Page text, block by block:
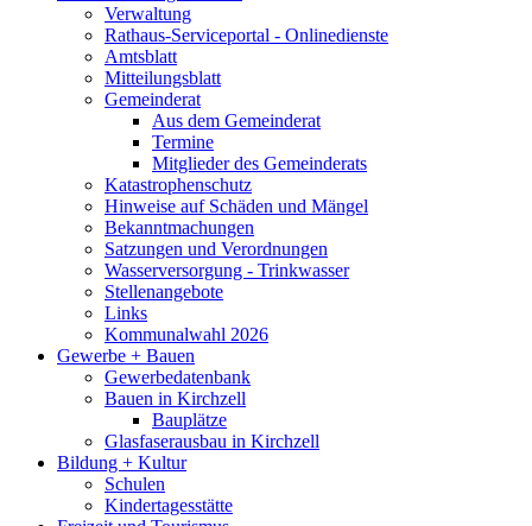
Verwaltung
Rathaus-Serviceportal - Onlinedienste
Amtsblatt
Mitteilungsblatt
Gemeinderat
Aus dem Gemeinderat
Termine
Mitglieder des Gemeinderats
Katastrophenschutz
Hinweise auf Schäden und Mängel
Bekanntmachungen
Satzungen und Verordnungen
Wasserversorgung - Trinkwasser
Stellenangebote
Links
Kommunalwahl 2026
Gewerbe + Bauen
Gewerbedatenbank
Bauen in Kirchzell
Bauplätze
Glasfaserausbau in Kirchzell
Bildung + Kultur
Schulen
Kindertagesstätte